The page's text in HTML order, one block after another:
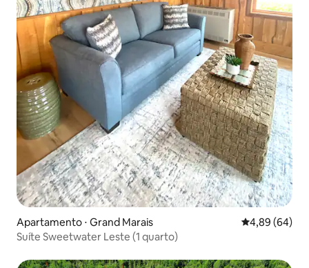
Apartamento ⋅ Grand Marais 4,89 de uma
4,89 (64)
Suíte Sweetwater Leste (1 quarto)